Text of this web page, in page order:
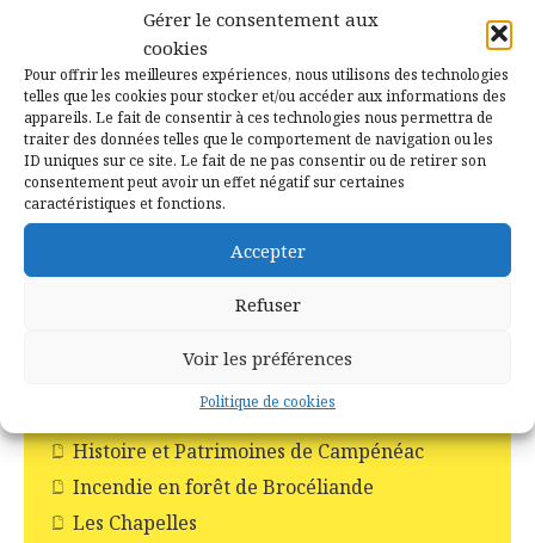
Gérer le consentement aux
cookies
Pour offrir les meilleures expériences, nous utilisons des technologies
telles que les cookies pour stocker et/ou accéder aux informations des
appareils. Le fait de consentir à ces technologies nous permettra de
traiter des données telles que le comportement de navigation ou les
ID uniques sur ce site. Le fait de ne pas consentir ou de retirer son
consentement peut avoir un effet négatif sur certaines
caractéristiques et fonctions.
Accepter
Refuser
Voir les préférences
Politique de cookies
Concoret
Gourhel
Loyat
Monteneuf
Monterrein
Néant-sur-Yvel
Paimpont
Saint-Abraham
Tréhorenteuc
Histoire et Patrimoines de Campénéac
Incendie en forêt de Brocéliande
Les Chapelles